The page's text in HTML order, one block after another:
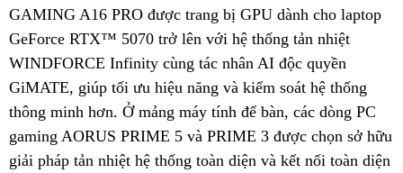
GAMING A16 PRO được trang bị GPU dành cho laptop
GeForce RTX™ 5070 trở lên với hệ thống tản nhiệt
WINDFORCE Infinity cùng tác nhân AI độc quyền
GiMATE, giúp tối ưu hiệu năng và kiểm soát hệ thống
thông minh hơn. Ở mảng máy tính để bàn, các dòng PC
gaming AORUS PRIME 5 và PRIME 3 được chọn sở hữu
giải pháp tản nhiệt hệ thống toàn diện và kết nối toàn diện